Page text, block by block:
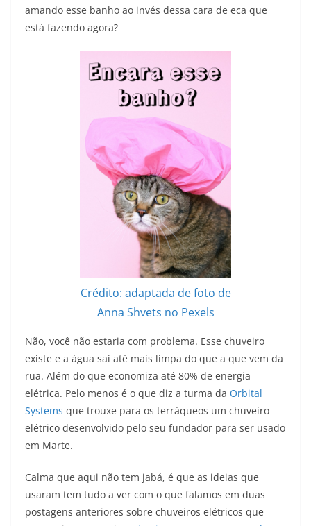
amando esse banho ao invés dessa cara de eca que
está fazendo agora?
Crédito: adaptada de foto de
Anna Shvets no Pexels
Não, você não estaria com problema. Esse chuveiro
existe e a água sai até mais limpa do que a que vem da
rua. Além do que economiza até 80% de energia
elétrica. Pelo menos é o que diz a turma da Orbital
Systems que trouxe para os terráqueos um chuveiro
elétrico desenvolvido pelo seu fundador para ser usado
em Marte.
Calma que aqui não tem jabá, é que as ideias que
usaram tem tudo a ver com o que falamos em duas
postagens anteriores sobre chuveiros elétricos que